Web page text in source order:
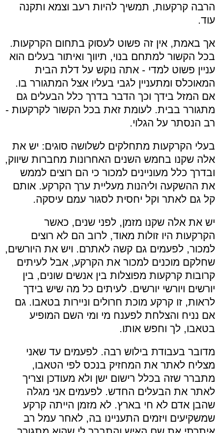
הרבה קרקעות, תמשיך להיות רעב וצמא ותקנה
עוד.
אך באמת, אין זה פשוט לעסוק בתחום הקרקעות.
בכל הקשור למתחם בנוי, תיווך ואיתור בעלים הוא
עניין פשוט למדי - אתה נוקש על דלת הבית
המאוכלס ומתעניין לגבי בעליו אצל המתגורר בו.
אם המזל בידך וכך הדבר בדרך כלל הבעלים גם
מתגורר בבית. לעומת זאת בכל הקשור לקרקעות -
רב הנסתר על הגלוי.
בעלי הקרקעות מתחלקים לשלושה סוגים: יש את
אלה שקנו בחמש השנים האחרונות מחברות שיווק,
ובדרך כלל מעוניינים למכור כי הם רוצים לממש
את ההשקעה וליהנות מעליית ערך הקרקע. אותם
קל גם לאתר וקל יחסית לסגור עמם עיסקה.
יש את אלה שקנו מזמן, לפני שנים, כאשר
הקרקעות היו זולות מאוד, לרוב הם לא רוצים
למכור, לפעמים גם קשה לאתרם. ויש את היורשים,
שחלקם מוכנים למכור את הקרקע, אבל לעיתים
קרובות קרקעות מפוצלות בין אנשים שונים, בין
יורשים ויורשי יורשים. לעיתים כל מה שיש בידך
לראות, זו קרקע מוכת חרולים וניירות בטאבו. גם
אם נניח והצלחת לפענח מי ומי השם המופיע
בטאבו, לך וחפש אותו.
מדובר בעבודת בילוש רבה. לפעמים עד שאני
מצליח לאתר את המחזיק בנכס לפי הטאבו,
מתברר שזה בכלל רישום ישן ולא מעודכן וצריך
לאתר את הבעלים החדש. לפעמים אני מגלה
שהבן אדם לא חי בארץ. לא מזמן הייתה קרקע
שמשקיעים ויזמים התעניינו בה, לאחר עמל רב